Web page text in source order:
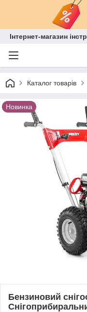
Інтернет-магазин
Каталог товарів
Новинка
Бензиновий